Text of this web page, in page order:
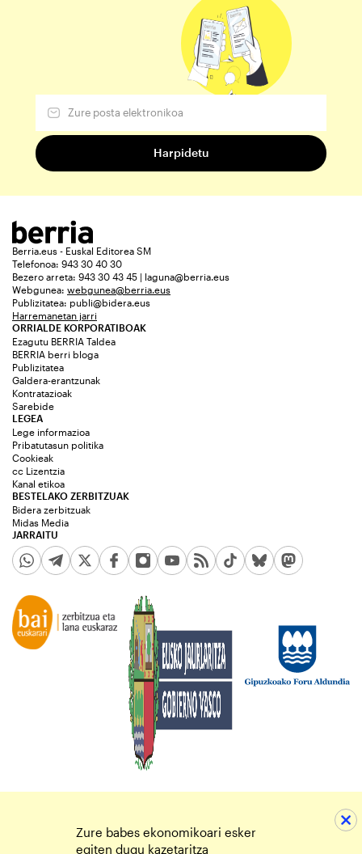
Berria.eus - Euskal Editorea SM
Telefonoa: 943 30 40 30
Bezero arreta: 943 30 43 45 | laguna@berria.eus
Webgunea: webgunea@berria.eus
Publizitatea: publi@bidera.eus
Harremanetan jarri
ORRIALDE KORPORATIBOAK
Ezagutu BERRIA Taldea
BERRIA berri bloga
Publizitatea
Galdera-erantzunak
Kontratazioak
Sarebide
JARRAITU
LEGEA
Lege informazioa
Pribatutasun politika
Cookieak
cc Lizentzia
Kanal etikoa
BESTELAKO ZERBITZUAK
Bidera zerbitzuak
Midas Media
Zure babes ekonomikoari esker
egiten dugu kazetaritza